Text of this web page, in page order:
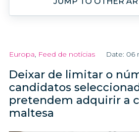
Europa, Feed de notícias Date: 06
Deixar de limitar o
candidatos
pretendem adquirir a
maltesa